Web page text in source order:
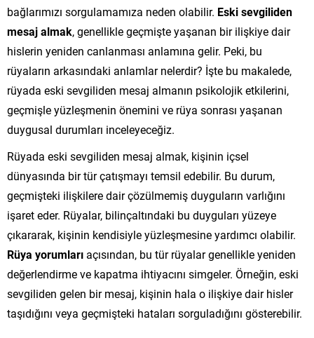
bağlarımızı sorgulamamıza neden olabilir. Eski sevgiliden
mesaj almak, genellikle geçmişte yaşanan bir ilişkiye dair
hislerin yeniden canlanması anlamına gelir. Peki, bu
rüyaların arkasındaki anlamlar nelerdir? İşte bu makalede,
rüyada eski sevgiliden mesaj almanın psikolojik etkilerini,
geçmişle yüzleşmenin önemini ve rüya sonrası yaşanan
duygusal durumları inceleyeceğiz.
Rüyada eski sevgiliden mesaj almak, kişinin içsel
dünyasında bir tür çatışmayı temsil edebilir. Bu durum,
geçmişteki ilişkilere dair çözülmemiş duyguların varlığını
işaret eder. Rüyalar, bilinçaltındaki bu duyguları yüzeye
çıkararak, kişinin kendisiyle yüzleşmesine yardımcı olabilir.
Rüya yorumları açısından, bu tür rüyalar genellikle yeniden
değerlendirme ve kapatma ihtiyacını simgeler. Örneğin, eski
sevgiliden gelen bir mesaj, kişinin hala o ilişkiye dair hisler
taşıdığını veya geçmişteki hataları sorguladığını gösterebilir.